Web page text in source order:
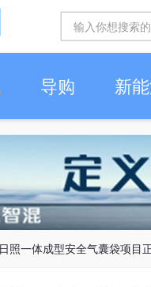
导购 新
照一体成型安全气囊袋项目